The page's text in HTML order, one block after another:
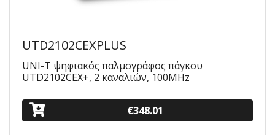
UTD2102CEXPLUS
UNI-T ψηφιακός παλμογράφος πάγκου
UTD2102CEX+, 2 καναλιών, 100MHz
€348.01